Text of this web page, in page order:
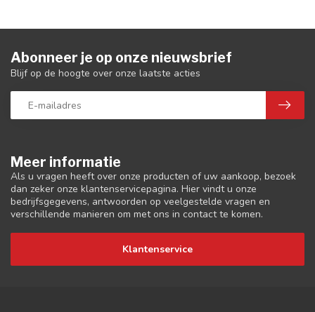
Meer informatie
Als u vragen heeft over onze producten of uw aankoop, bezoek
dan zeker onze klantenservicepagina. Hier vindt u onze
bedrijfsgegevens, antwoorden op veelgestelde vragen en
verschillende manieren om met ons in contact te komen.
Klantenservice
Abonneer je op onze nieuwsbrief
Blijf op de hoogte over onze laatste acties